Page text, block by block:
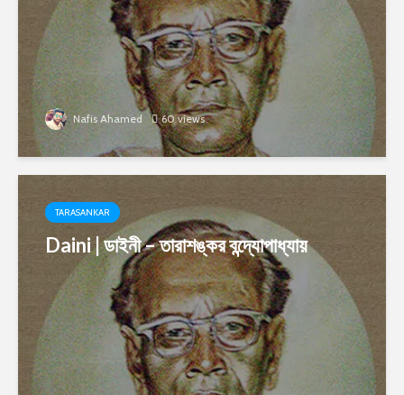
Nafis Ahamed 60 views
TARASANKAR
Daini | ডাইনী – তারাশঙ্কর বন্দ্যোপাধ্যায়